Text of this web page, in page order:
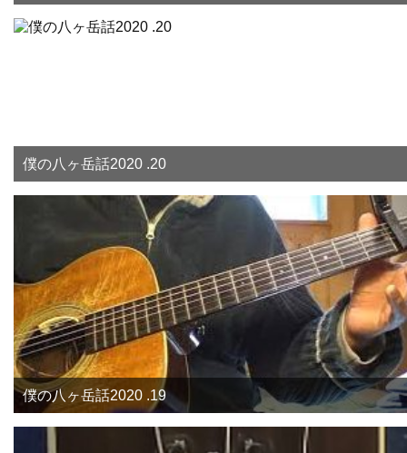
僕の八ヶ岳話2020 .20
僕の八ヶ岳話2020 .19